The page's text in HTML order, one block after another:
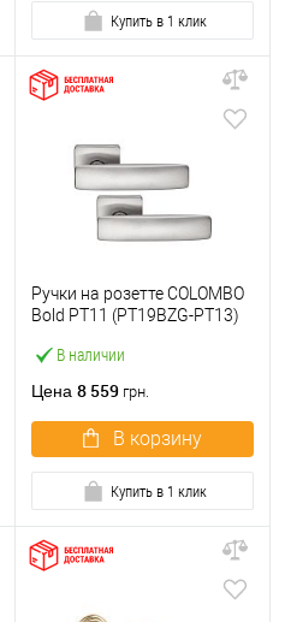
Купить в 1 клик
В наличии
Ручки на розетте COLOMBO
Bold PT11 (PT19BZG-PT13)
Цена 8 559 грн.
В корзину
Купить в 1 клик